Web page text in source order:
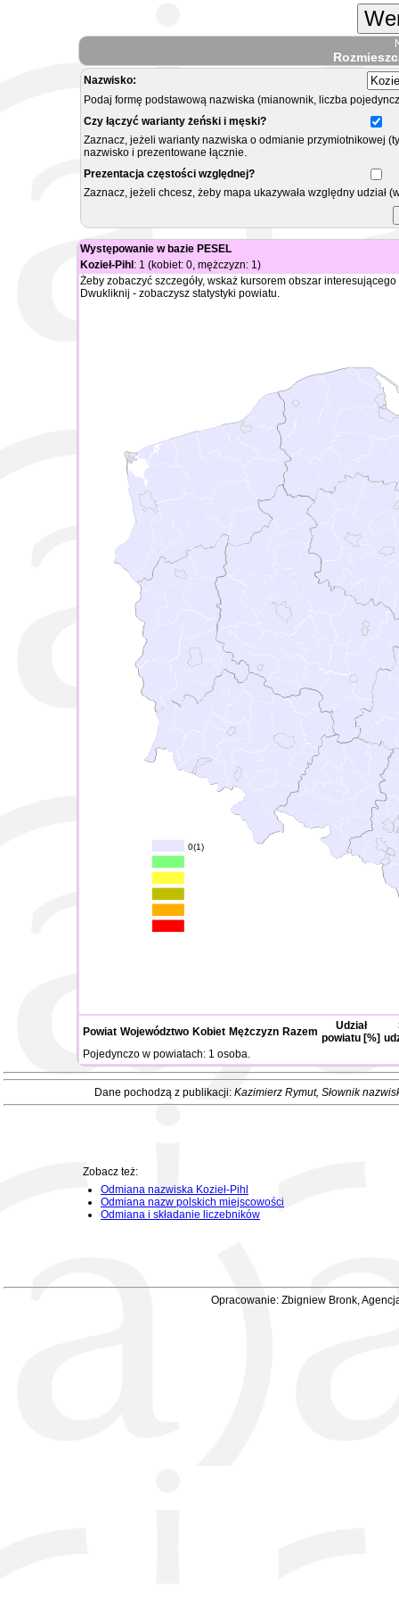
Nazwisko:
Podaj formę podstawową nazwiska (mianownik, liczba
Czy łączyć warianty żeński i męski?
Zaznacz, jeżeli warianty nazwiska o odmianie przymiotnikowej
nazwisko i prezentowane łącznie.
Prezentacja częstości względnej?
Zaznacz, jeżeli chcesz, żeby mapa ukazywała względny
Występowanie w bazie PESEL
Kozieł-Pihl : 1 (kobiet: 0, mężczyzn: 1)
Żeby zobaczyć szczegóły, wskaż kursorem obszar
Dwukliknij - zobaczysz statystyki powiatu.
0(1)
Powiat Województwo Kobiet Mężczyzn Razem
Udział
powiatu [%]
Pojedynczo w powiatach: 1 osoba.
Dane pochodzą z publikacji: Kazimierz Rymut, Słownik
Zobacz też:
Odmiana nazwiska Kozieł-Pihl
Odmiana nazw polskich miejscowości
Odmiana i składanie liczebników
Opracowanie: Zbigniew Bronk,